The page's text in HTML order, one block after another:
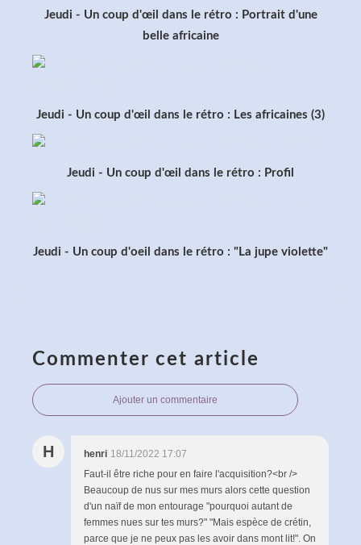
Jeudi - Un coup d'œil dans le rétro : Portrait d'une
belle africaine
Jeudi - Un coup d'œil dans le rétro : Les africaines (3)
Jeudi - Un coup d'œil dans le rétro : Profil
Jeudi - Un coup d'oeil dans le rétro : "La jupe violette"
Commenter cet article
Ajouter un commentaire
H henri 18/11/2022 17:07
Faut-il être riche pour en faire l'acquisition?<br />
Beaucoup de nus sur mes murs alors cette question
d'un naïf de mon entourage "pourquoi autant de
femmes nues sur tes murs?" "Mais espèce de crétin,
parce que je ne peux pas les avoir dans mont lit!". On